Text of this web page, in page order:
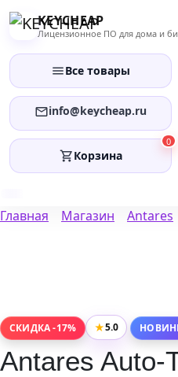
Перейти
KEYCHEAP
Лицензионное ПО для дома и
Все товары
info@keycheap.ru
0
Корзина
Главная Магазин Antares
СКИДКА -17% ★5.0
Antares Auto-